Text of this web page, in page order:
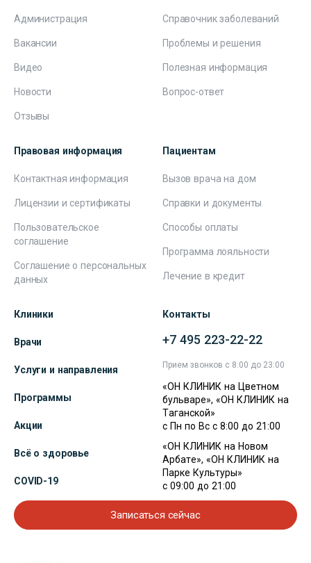
Администрация
Вакансии
Видео
Новости
Отзывы
Справочник заболеваний
Проблемы и решения
Полезная информация
Вопрос-ответ
Правовая информация
Контактная информация
Лицензии и сертификаты
Пользовательское
соглашение
Соглашение о персональных
данных
Пациентам
Вызов врача на дом
Справки и документы
Способы оплаты
Программа лояльности
Лечение в кредит
Клиники
Врачи
Услуги и направления
Программы
Акции
Всё о здоровье
COVID-19
Контакты
+7 495 223-22-22
Прием звонков с 8:00 до 23:00
«ОН КЛИНИК на Цветном
бульваре», «ОН КЛИНИК на
Таганской»
с Пн по Вс с 8:00 до 21:00
«ОН КЛИНИК на Новом
Арбате», «ОН КЛИНИК на
Парке Культуры»
с 09:00 до 21:00
Записаться сейчас